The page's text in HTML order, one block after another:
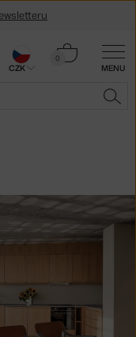
MENU
0
Košík
CZK